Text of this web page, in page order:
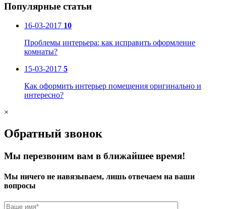
Популярные статьи
16-03-2017 10
Проблемы интерьера: как исправить оформление
комнаты?
15-03-2017 5
Как оформить интерьер помещения оригинально и
интересно?
×
Обратный звонок
Мы перезвоним вам в ближайшее время!
Мы ничего не навязываем, лишь отвечаем на ваши
вопросы